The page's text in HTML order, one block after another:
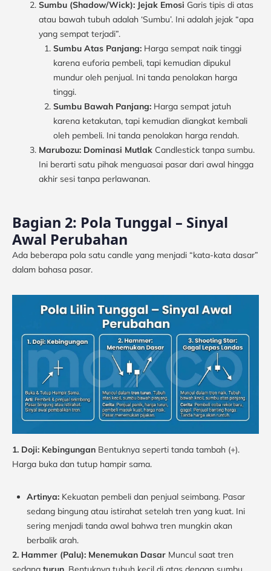
Sumbu (Shadow/Wick): Jejak Emosi Garis tipis di atas
atau bawah tubuh adalah ‘Sumbu’. Ini adalah jejak “apa
yang sempat terjadi”.
Sumbu Atas Panjang: Harga sempat naik tinggi
karena euforia pembeli, tapi kemudian dipukul
mundur oleh penjual. Ini tanda penolakan harga
tinggi.
Sumbu Bawah Panjang: Harga sempat jatuh
karena ketakutan, tapi kemudian diangkat kembali
oleh pembeli. Ini tanda penolakan harga rendah.
Marubozu: Dominasi Mutlak Candlestick tanpa sumbu.
Ini berarti satu pihak menguasai pasar dari awal hingga
akhir sesi tanpa perlawanan.
Bagian 2: Pola Tunggal – Sinyal
Awal Perubahan
Ada beberapa pola satu candle yang menjadi “kata-kata dasar”
dalam bahasa pasar.
1. Doji: Kebingungan Bentuknya seperti tanda tambah (+).
Harga buka dan tutup hampir sama.
Artinya: Kekuatan pembeli dan penjual seimbang. Pasar
sedang bingung atau istirahat setelah tren yang kuat. Ini
sering menjadi tanda awal bahwa tren mungkin akan
berbalik arah.
2. Hammer (Palu): Menemukan Dasar Muncul saat tren